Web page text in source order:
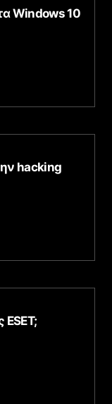
Windows 10
hacking
ESET;